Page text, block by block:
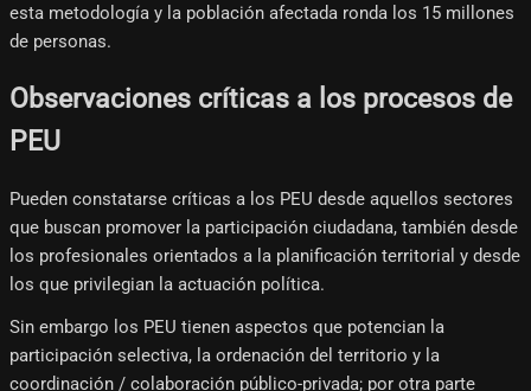
esta metodología y la población afectada ronda los 15 millones
de personas.
Observaciones críticas a los procesos de
PEU
Pueden constatarse críticas a los PEU desde aquellos sectores
que buscan promover la participación ciudadana, también desde
los profesionales orientados a la planificación territorial y desde
los que privilegian la actuación política.
Sin embargo los PEU tienen aspectos que potencian la
participación selectiva, la ordenación del territorio y la
coordinación / colaboración público-privada; por otra parte